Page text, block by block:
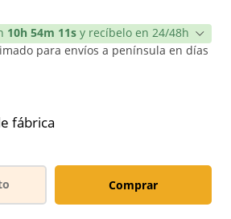
10h 54m 11s y recíbelo en 24/48h
para envíos a península en días
fábrica
Comprar